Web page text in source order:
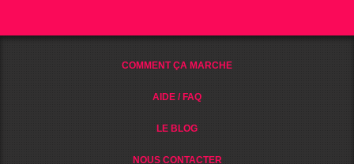
COMMENT ÇA MARCHE
AIDE / FAQ
LE BLOG
NOUS CONTACTER